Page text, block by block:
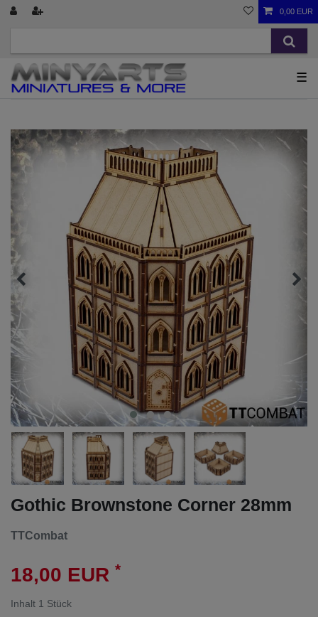
0,00 EUR
☰
Gothic Brownstone Corner 28mm
TTCombat
18,00 EUR *
Inhalt 1 Stück